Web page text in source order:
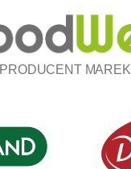
PRODUCENT MAREK